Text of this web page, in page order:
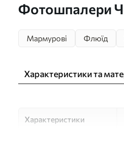
Фотошпалери
Мармурові Флюїд
Характеристики та
Характеристики